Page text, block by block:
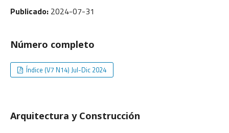
Publicado: 2024-07-31
Número completo
Índice (V7 N14) Jul-Dic 2024
Arquitectura y Construcción